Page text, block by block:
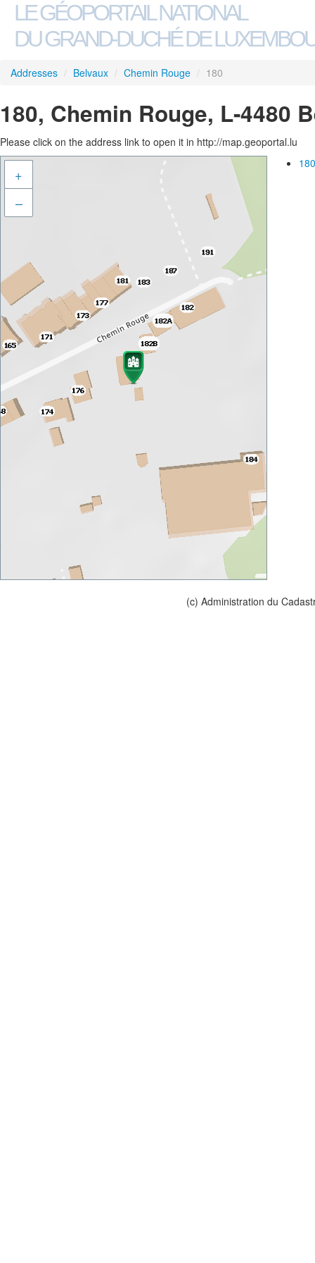
LE GÉOPORTAIL NATIONAL
DU GRAND-DUCHÉ DE
Addresses / Belvaux / Chemin Rouge / 180
180, Chemin Rouge, L-4480
Please click on the address link to open it in http://map.geoportal.lu
+
–
(c) Administration du